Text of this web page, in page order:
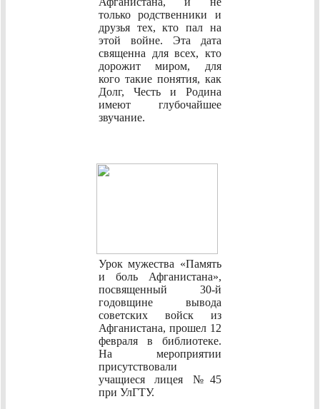
только родственники и
друзья тех, кто пал на
этой войне. Эта дата
священна для всех, кто
дорожит миром, для
кого такие понятия, как
Долг, Честь и Родина
имеют глубочайшее
звучание.
Урок мужества «Память
и боль Афганистана»,
посвященный 30-й
годовщине вывода
советских войск из
Афганистана, прошел 12
февраля в библиотеке.
На мероприятии
присутствовали
учащиеся лицея №45
при УлГТУ.